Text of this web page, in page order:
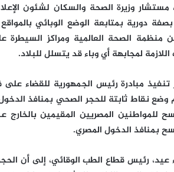
وزيرة الصحة والسكان لشئون
دورية بمتابعة الوضع الوبائي
عن منظمة الصحة العالمية ومراكز
اللازمة لمجابهة أي وباء قد يتسلل للبلاد.
تنفيذ مبادرة رئيس الجمهورية للقضاء
صحة) تم وضع نقاط ثابتة للحجر الصحي بمنافذ
للمواطنين المصريين المقيمين
بمنافذ الدخول المصري.
عيد، رئيس قطاع الطب الوقائي، إلى أن